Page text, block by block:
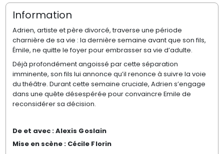
Information
Adrien, artiste et père divorcé, traverse une période
charnière de sa vie : la dernière semaine avant que son fils,
Émile, ne quitte le foyer pour embrasser sa vie d’adulte.
Déjà profondément angoissé par cette séparation
imminente, son fils lui annonce qu’il renonce à suivre la voie
du théâtre. Durant cette semaine cruciale, Adrien s’engage
dans une quête désespérée pour convaincre Emile de
reconsidérer sa décision.
De et avec :Alexis Goslain
Mise en scène : Cécile Florin